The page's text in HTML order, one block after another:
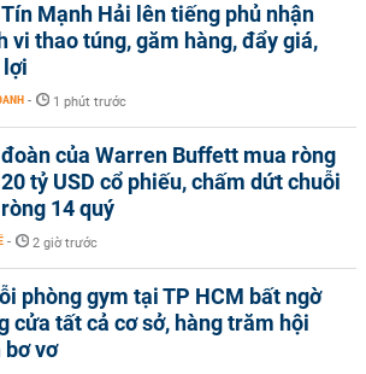
Tín Mạnh Hải lên tiếng phủ nhận
vi thao túng, găm hàng, đẩy giá,
- 1 phút trước
của Warren Buffett mua ròng
tỷ USD cổ phiếu, chấm dứt chuỗi
14 quý
- 2 giờ trước
phòng gym tại TP HCM bất ngờ
cửa tất cả cơ sở, hàng trăm hội
bơ vơ